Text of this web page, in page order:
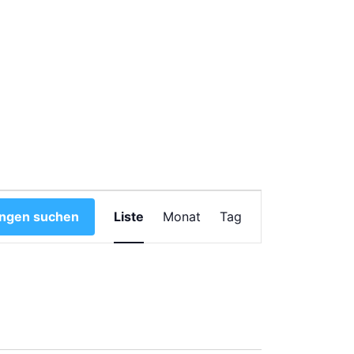
suchen
Ansichten-
Liste Monat Tag